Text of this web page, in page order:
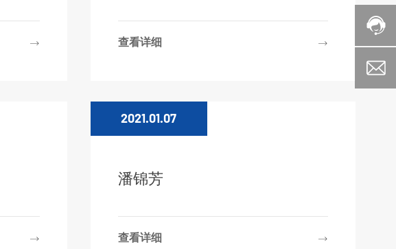
查看详细
2021.01.07
潘锦芳
查看详细